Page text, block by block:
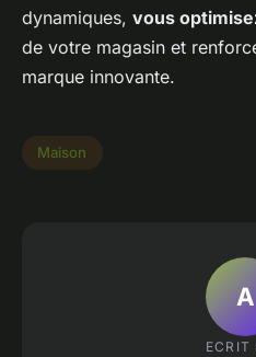
dynamiques, vous
de votre magasin et
marque innovante.
Maison
A
ECRIT